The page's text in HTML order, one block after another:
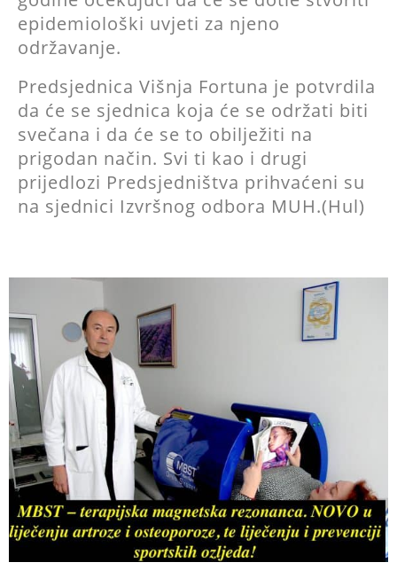
epidemiološki uvjeti za njeno
održavanje.
Predsjednica Višnja Fortuna je potvrdila
da će se sjednica koja će se održati biti
svečana i da će se to obilježiti na
prigodan način. Svi ti kao i drugi
prijedlozi Predsjedništva prihvaćeni su
na sjednici Izvršnog odbora MUH.(Hul)